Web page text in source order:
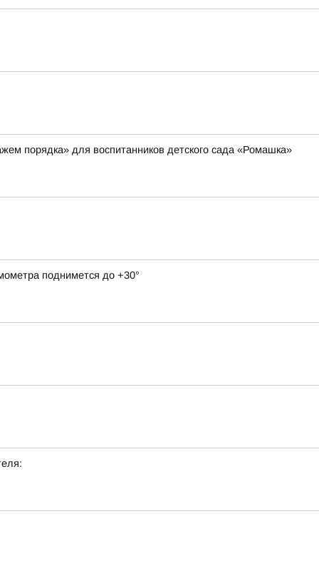
порядка» для воспитанников детского сада «Ромашка»
поднимется до +30°